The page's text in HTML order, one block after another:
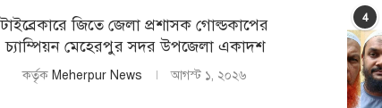
টাইব্রেকারে জিতে জেলা প্রশাসক গোল্ডকাপের
চ্যাম্পিয়ন মেহেরপুর সদর উপজেলা একাদশ
কর্তৃক Meherpur News আগস্ট ১, ২০২৬
4